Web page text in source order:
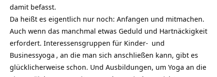
damit befasst.
Da heißt es eigentlich nur noch: Anfangen und mitmachen.
Auch wenn das manchmal etwas Geduld und Hartnäckigkeit
erfordert. Interessensgruppen für Kinder- und
Businessyoga , an die man sich anschließen kann, gibt es
glücklicherweise schon. Und Ausbildungen, um Yoga an die